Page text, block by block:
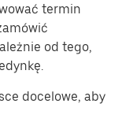
termin
od tego,
docelowe, aby